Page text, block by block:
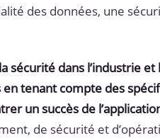
des données, une
sécurité dans l’industrie
tenant compte des
un succès de
de sécurité et